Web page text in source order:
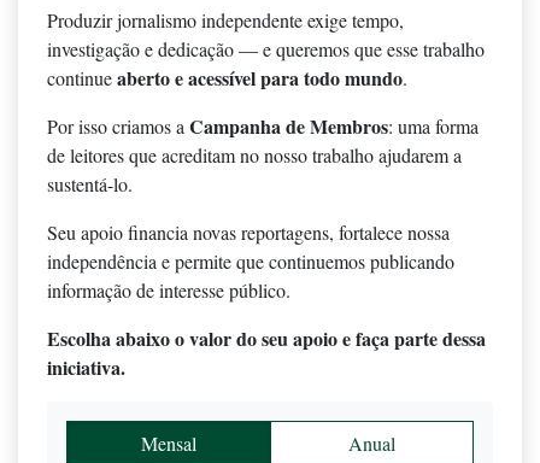
Produzir jornalismo independente exige tempo,
investigação e dedicação — e queremos que esse trabalho
continueaberto e acessível para todo mundo.
Por isso criamos a Campanha de Membros: uma forma
de leitores que acreditam no nosso trabalho ajudarem a
sustentá-lo.
Seu apoio financia novas reportagens, fortalece nossa
independência e permite que continuemos publicando
informação de interesse público.
Escolha abaixo o valor do seu apoio e faça parte dessa
iniciativa.
Mensal Anual